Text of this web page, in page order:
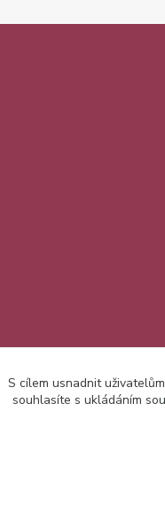
S cílem usnadnit
souhlasíte s ukládáním